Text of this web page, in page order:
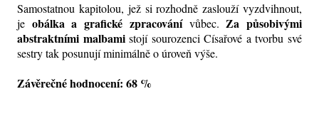
Samostatnou kapitolou, jež si rozhodně zaslouží vyzdvihnout,
je obálka a grafické zpracování vůbec. Za působivými
abstraktními malbamistojí sourozenci Císařové a tvorbu své
sestry tak posunují minimálně o úroveň výše.
Závěrečné hodnocení: 68 %